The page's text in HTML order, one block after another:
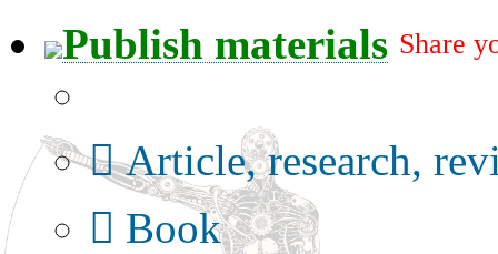
Publish materials Share
Article, research,
Book